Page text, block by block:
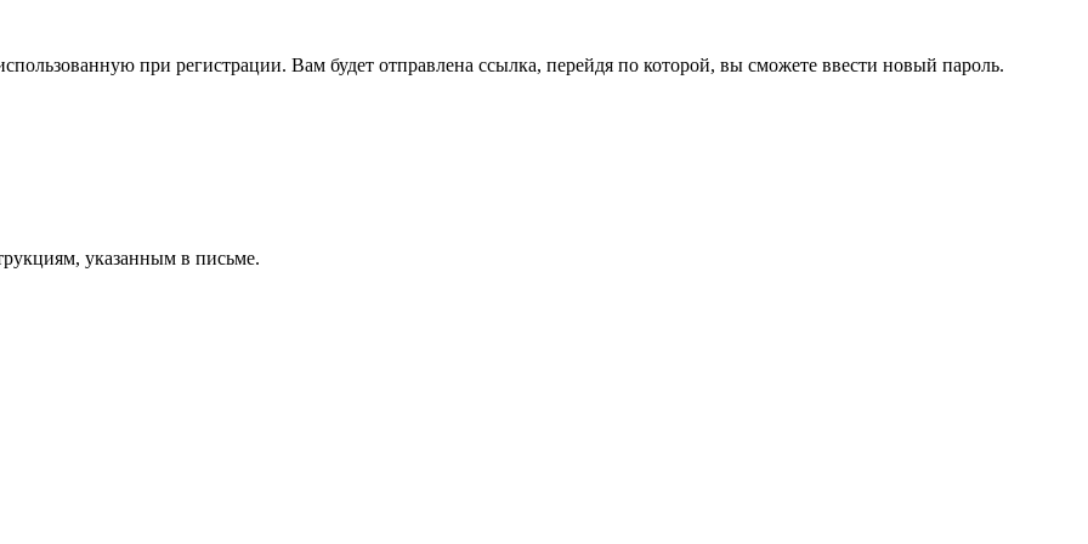
при регистрации. Вам будет отправлена ссылка, перейдя по которой, вы сможете ввести новый пароль.
указанным в письме.